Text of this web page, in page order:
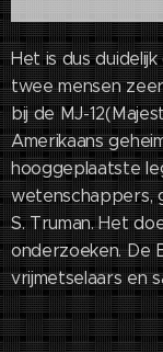
Het is dus
twee mensen
bij de MJ-
Amerikaans
hooggeplaatste
wetenschappers,
S. Truman. Het
onderzoeken. De
vrijmetselaars en